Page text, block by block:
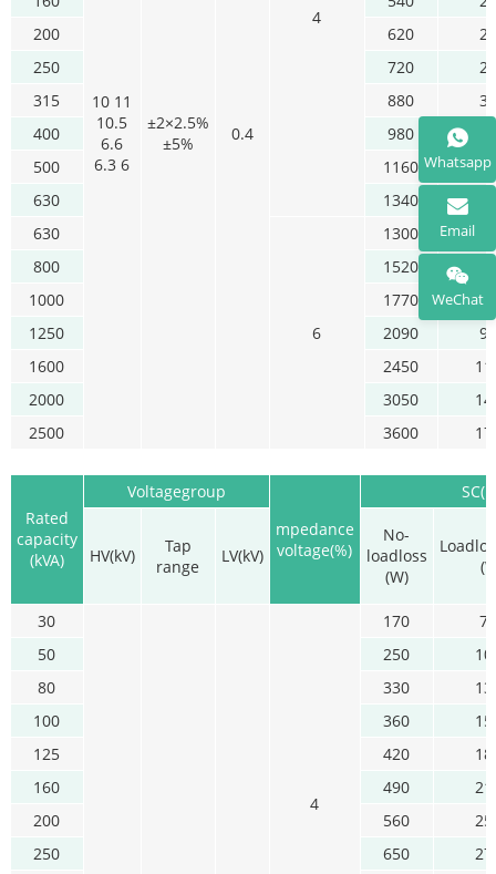
10 11
10.5
6.6
6.3 6
±2×2.5%
±5%
0.4
4
200
620
250
720
315
880
400
980
500
1160
630
1340
630
6
1300
800
1520
1000
1770
1250
2090
1600
2450
2000
3050
2500
3600
Rated
capacity
(kVA)
Voltagegroup
mpedance
voltage(%)
HV(kV)
Tap
range
LV(kV)
No-
loadloss
(W)
30
4
170
50
250
80
330
100
360
125
420
160
490
200
560
250
650
Whatsapp
Email
WeChat